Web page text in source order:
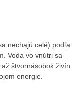
nechajú celé) podľa
Voda vo vnútri sa
štvornásobok živín
energie.